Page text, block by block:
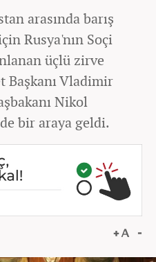
arasında barış
Rusya'nın Soçi
üçlü zirve
Başkanı Vladimir
Nikol
bir araya geldi.